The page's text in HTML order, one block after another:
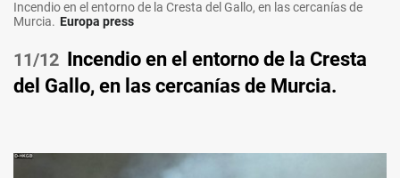
Incendio en el entorno de la Cresta del Gallo, en las cercanías de
Murcia. Europa press
/12
Incendio en el entorno de la Cresta
del Gallo, en las cercanías de Murcia.